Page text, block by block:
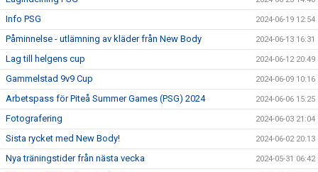
Info PSG 2024-06-19 12:54
Påminnelse - utlämning av kläder från New Body 2024-06-13 16:31
Lag till helgens cup 2024-06-12 20:49
Gammelstad 9v9 Cup 2024-06-09 10:16
Arbetspass för Piteå Summer Games (PSG) 2024 2024-06-06 15:25
Fotografering 2024-06-03 21:04
Sista rycket med New Body! 2024-06-02 20:13
Nya träningstider från nästa vecka 2024-05-31 06:42